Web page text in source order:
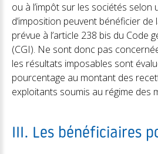
ou à l’impôt sur les sociétés selon
d’imposition peuvent bénéficier de
prévue à l’article 238 bis du Code
(CGI). Ne sont donc pas
les résultats imposables sont
pourcentage au montant des
exploitants soumis au régime des
III. Les bénéficiaires